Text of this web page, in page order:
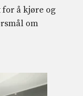
å kjøre og
om